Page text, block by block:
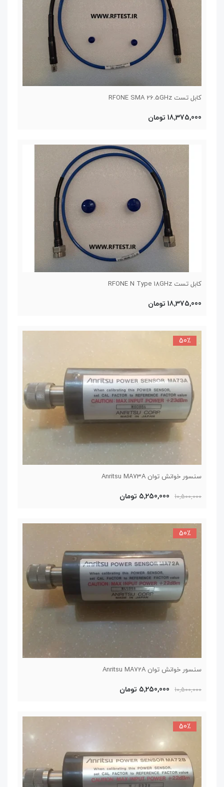
کابل تست RFONE SMA 26.5GHz
18,375,000 تومان
کابل تست RFONE N Type 18GHz
18,375,000 تومان
سنسور خوانش توان Anritsu MA73A
50٪
10,500,000 5,250,000 تومان
سنسور خوانش توان Anritsu MA72A
50٪
10,500,000 5,250,000 تومان
50٪